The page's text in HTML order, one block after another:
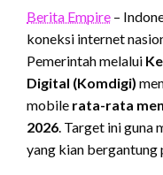
Berita Empire –
koneksi internet
Pemerintah melalui
Digital (Komdigi)
mobile rata-rata
2026 . Target ini
yang kian bergantung